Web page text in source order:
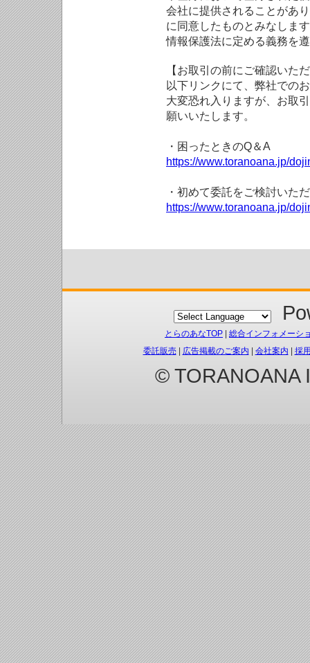
会社に提供されることがあ
に同意したものとみなしま
情報保護法に定める義務を
【お取引の前にご確認いた
以下リンクにて、弊社での
大変恐れ入りますが、お取
願いいたします。
・困ったときのQ＆A
https://www.toranoana.jp/
・初めて委託をご検討いた
https://www.toranoana.jp/
とらのあなTOP
総合インフォメーシ
委託販売| 広告掲載のご案内 会社案内 採
© TORANOANA